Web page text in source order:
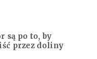
rzadko jest
są po to, by
przez doliny